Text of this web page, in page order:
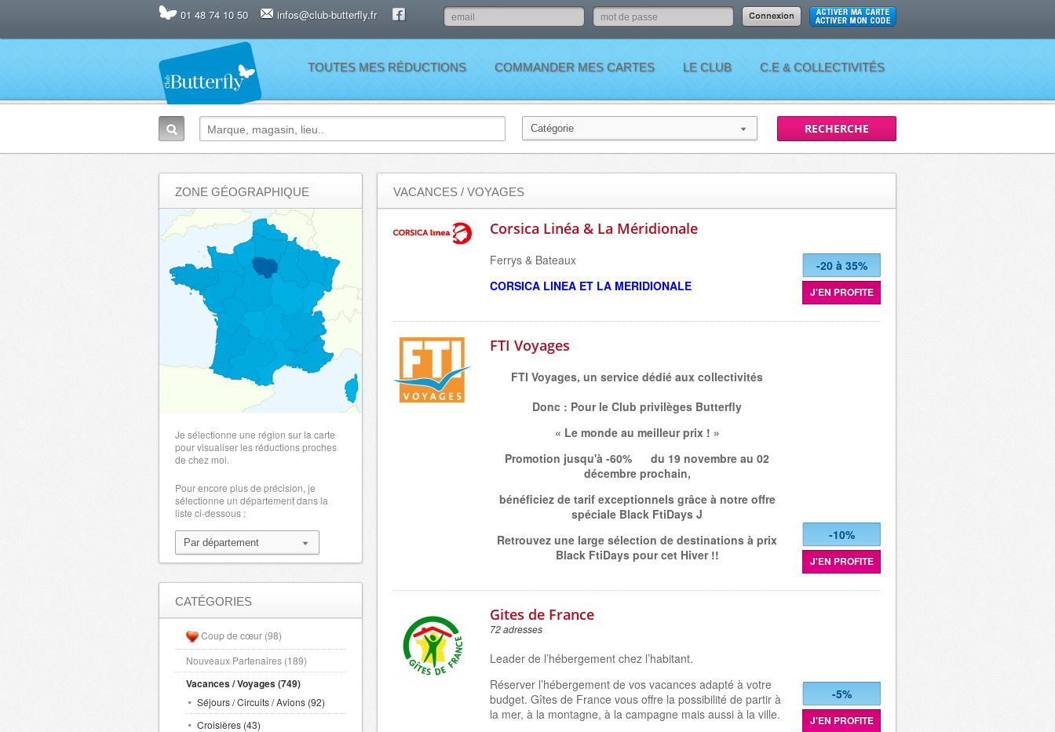
01 48 74 10 50 infos@club-butterfly.fr
TOUTES MES RÉDUCTIONS COMMANDER MES CARTES LE CLUB C.E & COLLECTIVITÉS
VACANCES / VOYAGES
Corsica Linéa & La Méridionale
Ferrys & Bateaux
CORSICA LINEA ET LA MERIDIONALE
-20 à 35%
J'EN PROFITE
FTI Voyages
FTI Voyages, un service dédié aux collectivités
Donc : Pour le Club privilèges Butterfly
« Le monde au meilleur prix ! »
Promotion jusqu'à -60% du 19 novembre au 02
décembre prochain,
bénéficiez de tarif exceptionnels grâce à notre offre
spéciale Black FtiDays J
Retrouvez une large sélection de destinations à prix
Black FtiDays pour cet Hiver !!
-10%
J'EN PROFITE
Gites de France
72 adresses
Leader de l’hébergement chez l’habitant.
Réserver l’hébergement de vos vacances adapté à votre
budget. Gîtes de France vous offre la possibilité de partir à
la mer, à la montagne, à la campagne mais aussi à la ville.
-5%
J'EN PROFITE
ZONE GÉOGRAPHIQUE
Je sélectionne une région sur la carte
pour visualiser les réductions proches
de chez moi.
Pour encore plus de précision, je
sélectionne un département dans la
liste ci-dessous :
CATÉGORIES
Coup de cœur (98)
Nouveaux Partenaires (189)
Vacances / Voyages (749)
Séjours / Circuits / Avions (92)
Croisières (43)